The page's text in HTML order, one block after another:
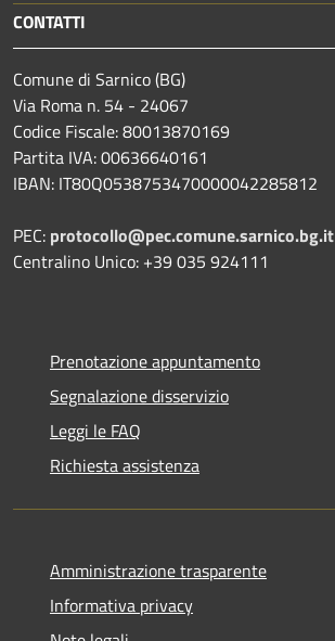
CONTATTI
Comune di Sarnico (BG)
Via Roma n. 54 - 24067
Codice Fiscale: 80013870169
Partita IVA: 00636640161
IBAN: IT80Q0538753470000042285812
PEC: protocollo@pec.comune.sarnico.bg.it
Centralino Unico: +39 035 924111
Prenotazione appuntamento
Segnalazione disservizio
Leggi le FAQ
Richiesta assistenza
Amministrazione trasparente
Informativa privacy